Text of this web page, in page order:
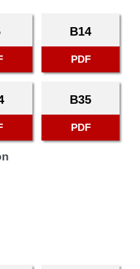
B14
PDF
B35
PDF